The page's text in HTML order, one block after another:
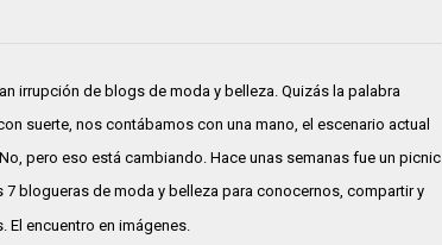
irrupción de blogs de moda y belleza. Quizás la palabra
suerte, nos contábamos con una mano, el escenario actual
pero eso está cambiando. Hace unas semanas fue un picnic
blogueras de moda y belleza para conocernos, compartir y
El encuentro en imágenes.